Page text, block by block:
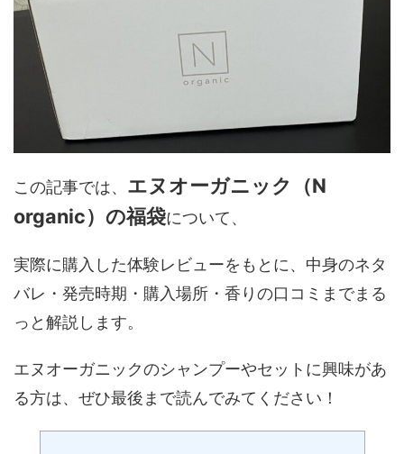
この記事では、 エヌオーガニック（N
organic）の福袋について、
実際に購入した体験レビューをもとに、中身のネタ
バレ・発売時期・購入場所・香りの口コミまでまる
っと解説します。
エヌオーガニックのシャンプーやセットに興味があ
る方は、ぜひ最後まで読んでみてください！